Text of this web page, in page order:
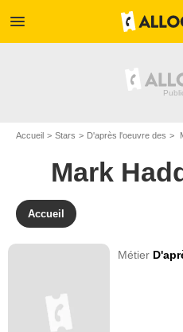
menu
Accueil Stars D'après l'oeuvre des
Mark
Accueil
Métier